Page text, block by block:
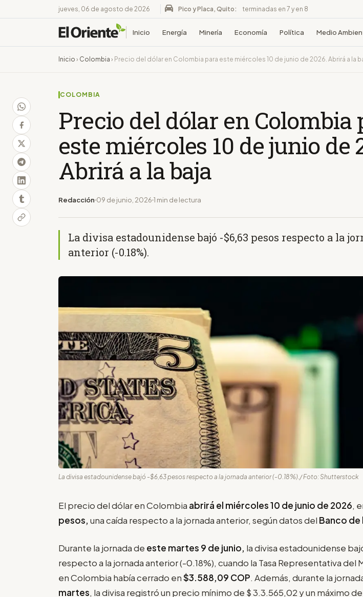
jueves, 06 de agosto de 2026 Pico y Placa, Quito: terminadas en 7 y en 8
Inicio Energía Minería Economía Política Medio
Inicio › Colombia › Precio del dólar en Colombia para este miércoles 10 de junio de 2026. Abrirá a la
COLOMBIA
Precio del dólar en Colombia
este miércoles 10 de junio de
Abrirá a la baja
Redacción 09 de junio, 2026 1 min de lectura
La divisa estadounidense bajó -$6,63 pesos respecto a la
anterior (-0.18%).
La divisa estadounidense bajó -$6,63 pesos respecto a la jornada anterior (-0.18%)./ Foto: Shutterstock
El precio del dólar en Colombia abrirá el miércoles 10 de junio de 2026,
pesos, una caída respecto a la jornada anterior, según datos del Banco de
Durante la jornada de este martes 9 de junio, la divisa estadounidense
respecto a la jornada anterior (-0.18%), cuando la Tasa Representativa del
en Colombia había cerrado en$3.588,09 COP. Además, durante la
martes, la divisa registró un precio mínimo de $ 3.3.565,02 y un máximo